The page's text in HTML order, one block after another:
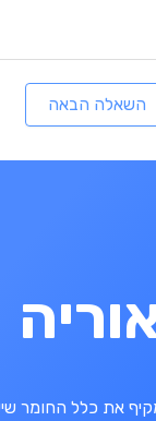
השאלה הבאה
מקיף את כלל החומר